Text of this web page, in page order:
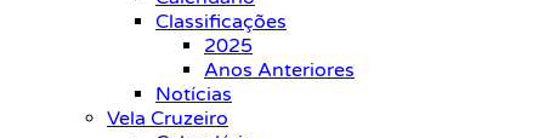
Classificações
2025
Anos Anteriores
Notícias
Vela Cruzeiro